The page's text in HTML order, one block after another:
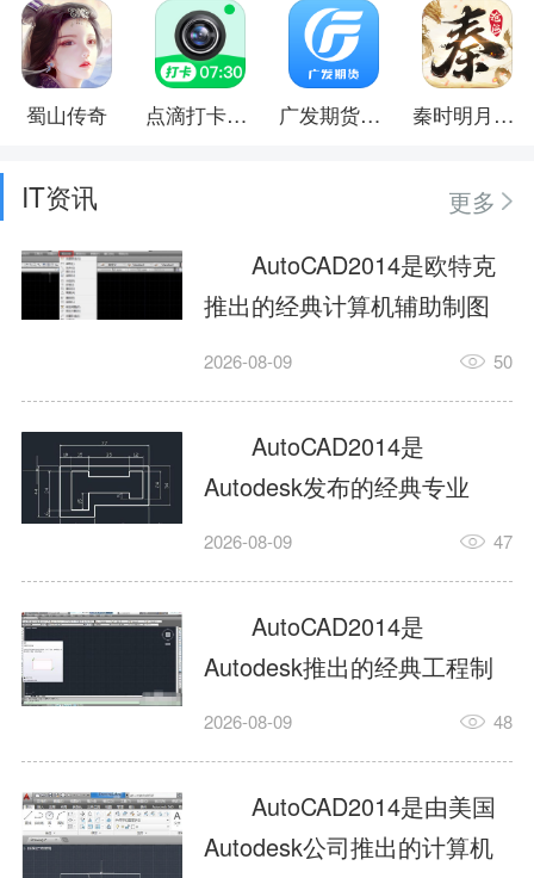
蜀山传奇 点滴打卡水印相机 广发期货汇点期权 秦时明月：沧海
IT资讯
更多
AutoCAD2014是欧特克
推出的经典计算机辅助制图
工具，主打稳定2D施工图绘
行业工程设计。版本新增图
纸标签页、实景地理地图、
协同设计交流模块，优化命
令行智能纠错与图层批量管
理，支持Win8触屏操作、点
云扫描数据导入，兼容各类
DWG图纸格式，文件互通...
2026-08-09 50
AutoCAD2014是
Autodesk发布的经典专业
CAD制图设计软件，是工程
绘图工具。软件专注精准二
维绘图、图纸编辑、参数化
设计及基础三维建模，广泛
应用于建筑设计、机械制
造、土木工程、室内设计等
多个行业。软件优化绘图流
畅度与文件兼容性，支持参
2026-08-09 47
AutoCAD2014是
Autodesk推出的经典工程制
图设计软件，主打高效精准
建模作业，适配建筑、机
械、市政、室内设计等多行
业场景。软件优化运行机制
2026-08-09 48
AutoCAD2014是由美国
Autodesk公司推出的计算机